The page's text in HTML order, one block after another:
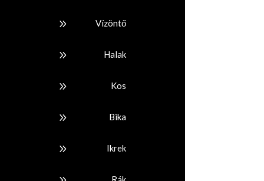
9 Vízöntő
9 Halak
9 Kos
9 Bika
9 Ikrek